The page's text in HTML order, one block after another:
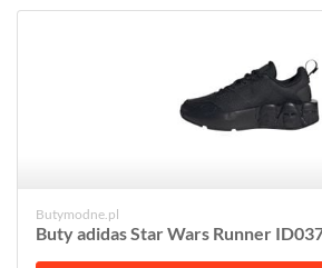
Butymodne.pl
Buty adidas Star Wars Runner